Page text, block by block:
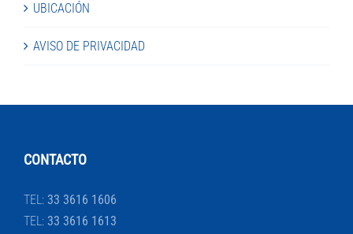
UBICACIÓN
AVISO DE PRIVACIDAD
CONTACTO
TEL: 33 3616 1606
TEL: 33 3616 1613